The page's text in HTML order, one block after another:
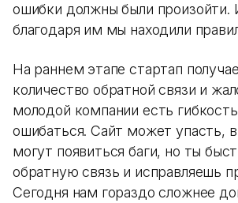
ошибки должны были произойти.
благодаря им мы находили
На раннем этапе стартап
количество обратной связи и
молодой компании есть
ошибаться. Сайт может упасть,
могут появиться баги, но ты
обратную связь и исправляешь
Сегодня нам гораздо сложнее